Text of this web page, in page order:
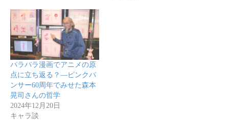
パラパラ漫画でアニメの原
点に立ち返る？―ピンクパ
ンサー60周年でみせた森本
晃司さんの哲学
2024年12月20日
キャラ談